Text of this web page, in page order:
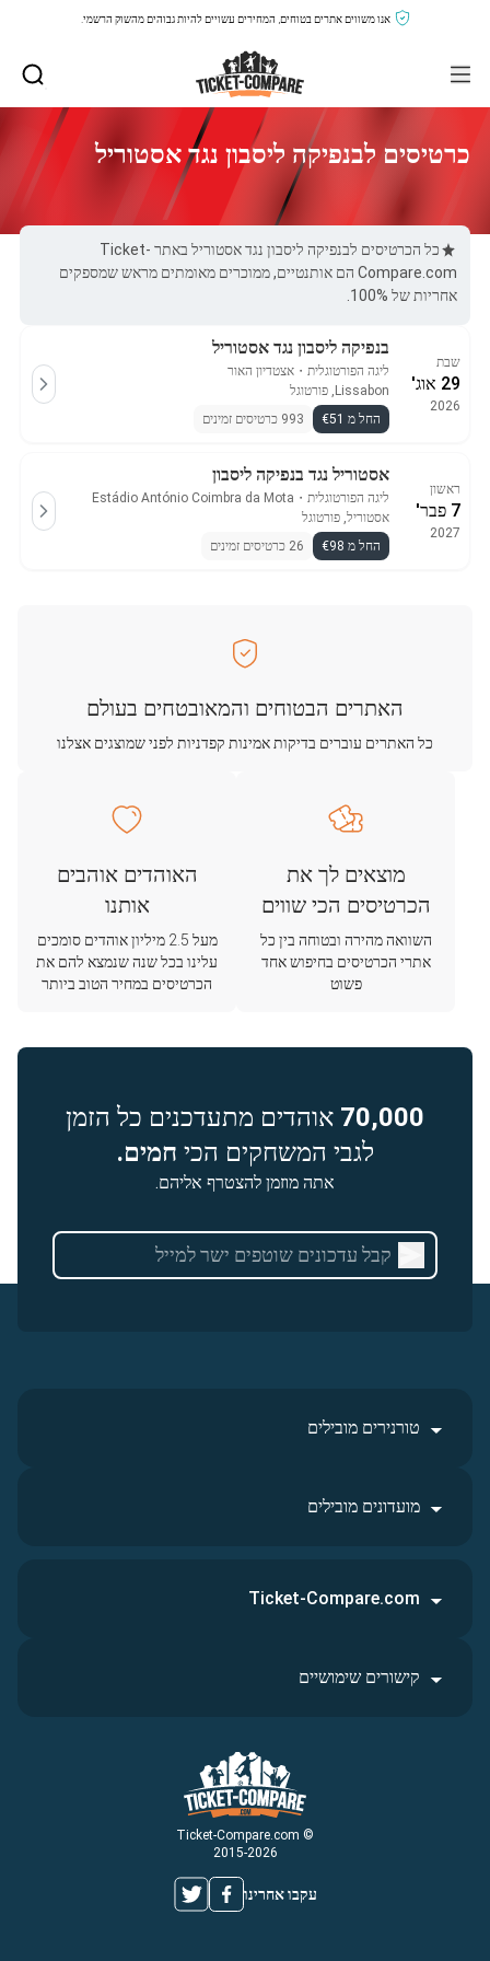
אנו משווים אתרים בטוחים, המחירים עשויים להיות גבוהים מהשוק הרשמי.
כרטיסים לבנפיקה ליסבון נגד אסטוריל
כל הכרטיסים לבנפיקה ליסבון נגד אסטוריל באתר Ticket-
Compare.com הם אותנטיים, ממוכרים מאומתים מראש שמספקים
אחריות של 100%.
שבת
29 אוג'
2026
בנפיקה ליסבון נגד אסטוריל
ליגה הפורטוגלית ・ אצטדיון האור
Lissabon, פורטוגל
החל מ €51
993 כרטיסים זמינים
ראשון
7 פבר'
2027
אסטוריל נגד בנפיקה ליסבון
ליגה הפורטוגלית ・
Estádio António Coimbra da Mota
אסטוריל, פורטוגל
החל מ €98
26 כרטיסים זמינים
האתרים הבטוחים והמאובטחים בעולם
כל האתרים עוברים בדיקות אמינות קפדניות לפני שמוצגים אצלנו
מוצאים לך את
הכרטיסים הכי שווים
השוואה מהירה ובטוחה בין כל
אתרי הכרטיסים בחיפוש אחד
פשוט
האוהדים אוהבים
אותנו
מעל 2.5 מיליון אוהדים סומכים
עלינו בכל שנה שנמצא להם את
הכרטיסים במחיר הטוב ביותר
70,000 אוהדים מתעדכנים כל הזמן
לגבי המשחקים הכי חמים.
אתה מוזמן להצטרף אליהם.
טורנירים מובילים
מועדונים מובילים
© Ticket-Compare.com
2015-2026
עקבו אחרינו
Ticket-Compare.com
קישורים שימושיים